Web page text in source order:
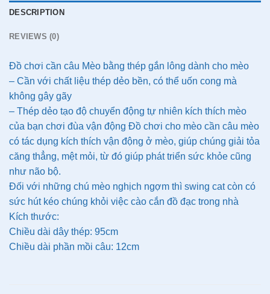
DESCRIPTION
REVIEWS (0)
Đồ chơi cần câu Mèo bằng thép gắn lông dành cho mèo
– Cần với chất liệu thép dẻo bền, có thể uốn cong mà
không gây gãy
– Thép dẻo tạo độ chuyển động tự nhiên kích thích mèo
của bạn chơi đùa vận động Đồ chơi cho mèo cần câu mèo
có tác dụng kích thích vận động ở mèo, giúp chúng giải tỏa
căng thẳng, mệt mỏi, từ đó giúp phát triển sức khỏe cũng
như não bộ.
Đối với những chú mèo nghịch ngợm thì swing cat còn có
sức hút kéo chúng khỏi việc cào cắn đồ đạc trong nhà
Kích thước:
Chiều dài dây thép: 95cm
Chiều dài phần mồi câu: 12cm